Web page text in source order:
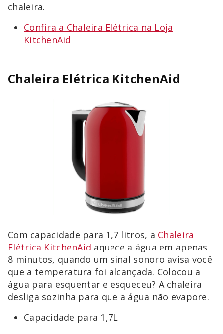
chaleira.
Confira a Chaleira Elétrica na Loja
KitchenAid
Chaleira Elétrica KitchenAid
Com capacidade para 1,7 litros, a Chaleira
Elétrica KitchenAid aquece a água em apenas
8 minutos, quando um sinal sonoro avisa você
que a temperatura foi alcançada. Colocou a
água para esquentar e esqueceu? A chaleira
desliga sozinha para que a água não evapore.
Capacidade para 1,7L